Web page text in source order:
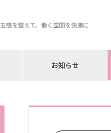
五感を整えて、働く空間を快適に
お知らせ